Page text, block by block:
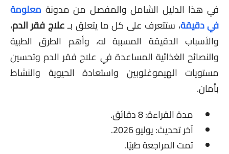
في هذا الدليل الشامل والمفصل من مدونة معلومة
في دقيقة، ستتعرف على كل ما يتعلق بـعلاج فقر الدم،
والأسباب الدقيقة المسببة له، وأهم الطرق الطبية
والنصائح الغذائية المساعدة في علاج فقر الدم وتحسين
مستويات الهيموغلوبين واستعادة الحيوية والنشاط
بأمان.
مدة القراءة: 8 دقائق.
آخر تحديث: يوليو 2026.
تمت المراجعة طبيًا.